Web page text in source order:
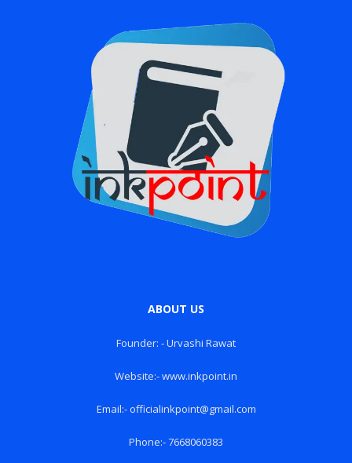
ABOUT US
Founder: - Urvashi Rawat
Website:- www.inkpoint.in
Email:- officialinkpoint@gmail.com
Phone:- 7668060383